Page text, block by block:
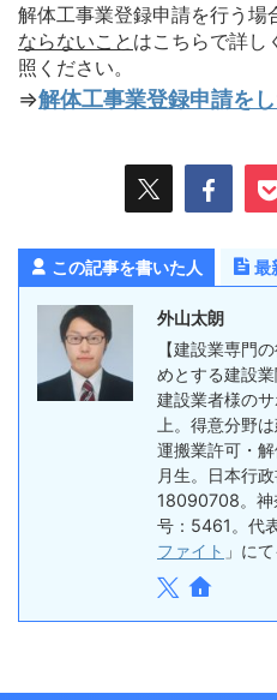
解体工事業登録申請を行う場
ならないこ と はこちらで詳し
照ください。
⇒解体工事業登録申請を
この記事を書いた人 最
外山太朗
【建設業専門
めとする建設業
建設業者様の
上。得意分野
運搬業許可・
月生。日本行
18090708。
号：5461。代
ファイト 」に